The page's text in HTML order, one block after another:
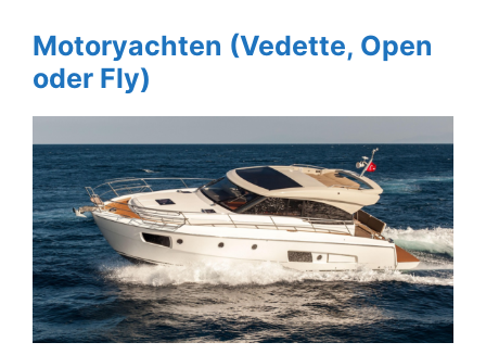
Motoryachten (Vedette, Open
oder Fly)